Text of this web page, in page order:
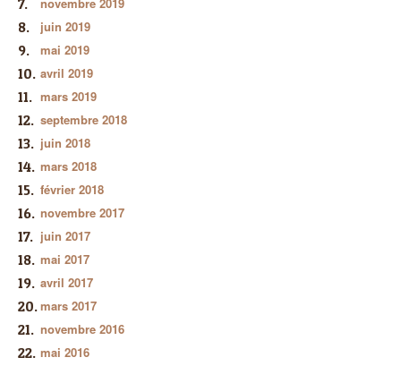
juin 2019
mai 2019
avril 2019
mars 2019
septembre 2018
juin 2018
mars 2018
février 2018
novembre 2017
juin 2017
mai 2017
avril 2017
mars 2017
novembre 2016
mai 2016